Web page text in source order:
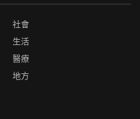
社會
生活
醫療
地方